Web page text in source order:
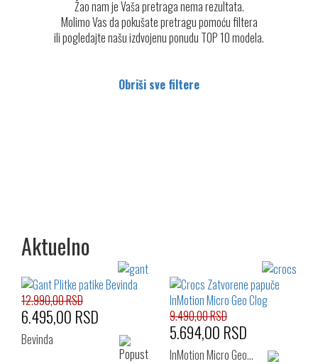
Žao nam je Vaša pretraga nema rezultata.
Molimo Vas da pokušate pretragu pomoću filtera
ili pogledajte našu izdvojenu ponudu TOP 10 modela.
Obriši sve filtere
Aktuelno
12.990,00 RSD
6.495,00 RSD
Bevinda
9.490,00 RSD
5.694,00 RSD
InMotion Micro Geo…